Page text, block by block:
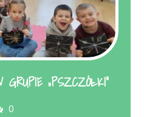
„PSZCZÓŁKI”
Comments
0